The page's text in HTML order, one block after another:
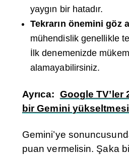
yaygın bir hatadır.
Tekrarın önemini göz
mühendislik genellikle
İlk denemenizde
alamayabilirsiniz.
Ayrıca: Google TV’ler
bir Gemini
Gemini’ye
puan vermelisin. Şaka